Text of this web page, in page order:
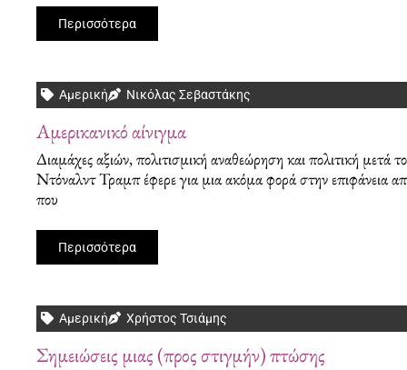
Περισσότερα
Αμερική Νικόλας Σεβαστάκης
Αμερικανικό αίνιγμα
Διαμάχες αξιών, πολιτισμική αναθεώρηση και πολιτική μετά
Ντόναλντ Τραμπ έφερε για μια ακόμα φορά στην επιφάνεια
που
Περισσότερα
Αμερική Χρήστος Τσιάμης
Σημειώσεις μιας (προς στιγμήν) πτώσης